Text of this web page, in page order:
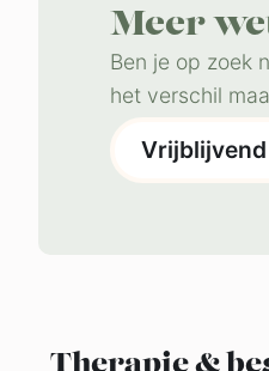
Meer
Ben je op zoek
het verschil